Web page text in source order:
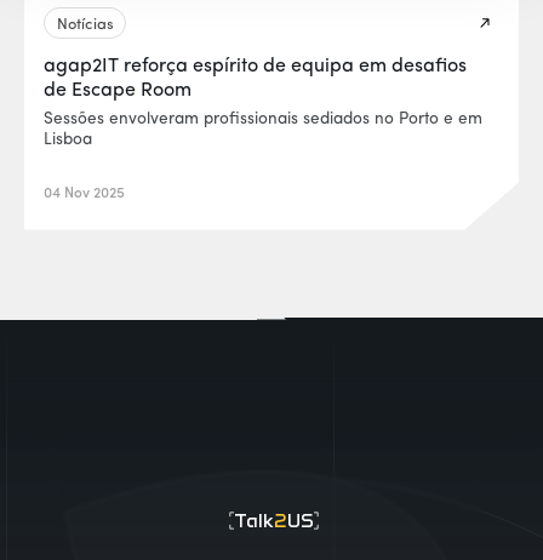
Notícias
agap2IT reforça espírito de equipa em desafios
de Escape Room
Sessões envolveram profissionais sediados no Porto e em
Lisboa
04 Nov 2025
Talk2US